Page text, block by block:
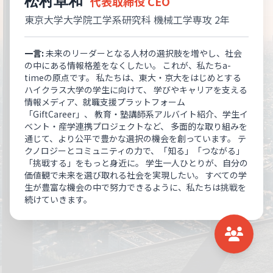
東京大学大学院工学系研究科 機械工学専攻 2年
一言: 未来のリーダーとなる人材の選択肢を増やし、社会
の中にある情報格差をなくしたい。 これが、私たちa-
timeの原点です。 私たちは、東大・京大をはじめとする
ハイクラス大学の学生に向けて、 学びやキャリアを支える
情報メディア、就職支援プラットフォーム
「GiftCareer」、 教育・塾講師系アルバイト紹介、学生イ
ベント・産学連携プロジェクトなど、 多面的な取り組みを
通じて、より公平で豊かな選択の機会を創っています。 テ
クノロジーとコミュニティの力で、「知る」「つながる」
「挑戦する」をもっと身近に。 学生一人ひとりが、自分の
価値観で未来を選び取れる社会を実現したい。 すべての学
生が豊富な機会の中で努力できるように、私たちは挑戦を
続けていきます。